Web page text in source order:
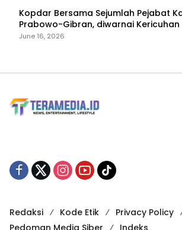
Kopdar Bersama Sejumlah Pejabat
Prabowo-Gibran, diwarnai Kericuhan
June 16, 2026
Redaksi Kode Etik Privacy Policy
Pedoman Media Siber
Indeks